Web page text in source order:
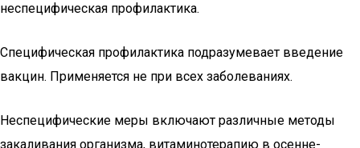
неспецифическая профилактика.
Специфическая профилактика подразумевает введение
вакцин. Применяется не при всех заболеваниях.
Неспецифические меры включают различные методы
закаливания организма, витаминотерапию в осенне-